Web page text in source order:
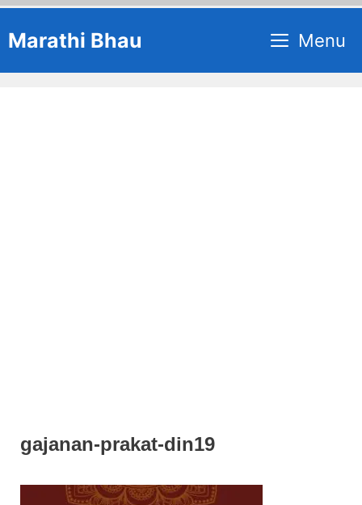
toMarathi Bhau Menu
gajanan-prakat-din19